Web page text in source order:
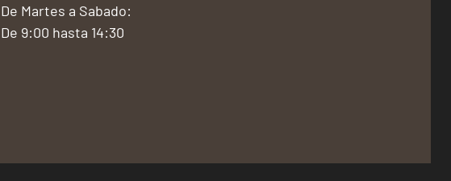
De Martes a Sabado:
De 9:00 hasta 14:30